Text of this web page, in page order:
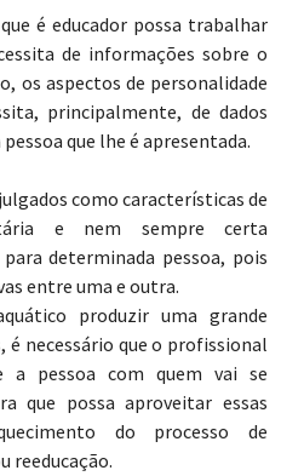
é educador possa trabalhar
de informações sobre o
os aspectos de personalidade
principalmente, de dados
que lhe é apresentada.
como características de
e nem sempre certa
determinada pessoa, pois
entre uma e outra.
produzir uma grande
é necessário que o profissional
a pessoa com quem vai se
que possa aproveitar essas
do processo de
reeducação.